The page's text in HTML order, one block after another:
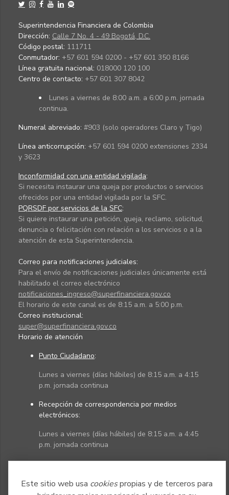
Este sitio web usa cookiespropias y de terceros para
Superintendencia Financiera de Colombia
Dirección: Calle 7 No. 4 - 49 Bogotá, D.C.
Código postal: 111711
Conmutador: +57 601 594 0200 - +57 601 350 8166
Línea gratuita nacional: 018000 120 100
Centro de contacto: +57 601 307 8042
Lunes a viernes de 8:00 a.m. a 6:00 p.m. jornada
continua.
Numeral abreviado: #903 (solo operadores Claro y Tigo)
Línea anticorrupción: +57 601 594 0200 extensiones 2334
y 3623
Inconformidad con una entidad vigilada:
Si necesita instaurar una queja por productos o servicios
ofrecidos por una entidad vigilada por la SFC.
PQRSDF por servicios de la SFC:
Si quiere instaurar una petición, queja, reclamo, solicitud,
denuncia o felicitación con relación a los servicios o a la
atención de esta Superintendencia.
Correo para notificaciones judiciales:
Para el envío de notificaciones judiciales únicamente está
habilitado el correo electrónico
notificaciones_ingreso@superfinanciera.gov.co
El horario de este canal es de 8:15 a.m. a 5:00 p.m.
Correo institucional:
super@superfinanciera.gov.co
Horario de atención
Punto Ciudadano:
Lunes a viernes (días hábiles) de 8:15 a.m. a 4:15
p.m. jornada continua
Recepción de correspondencia por medios
electrónicos:
Lunes a viernes (días hábiles) de 8:15 a.m. a 4:45
p.m. jornada continua